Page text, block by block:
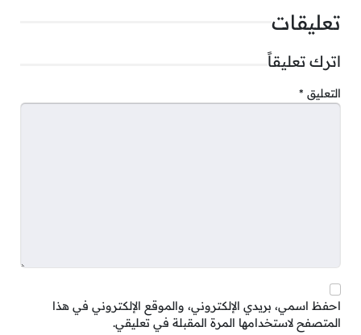
تعليقات
اترك تعليقاً
التعليق *
احفظ اسمي، بريدي الإلكتروني، والموقع الإلكتروني في هذا
المتصفح لاستخدامها المرة المقبلة في تعليقي.